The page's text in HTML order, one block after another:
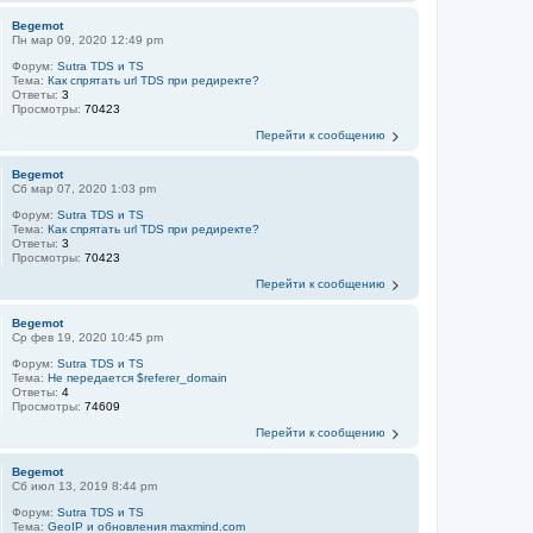
Begemot
Пн мар 09, 2020 12:49 pm
Форум:Sutra TDS и TS
Тема:Как спрятать url TDS при редиректе?
Ответы:3
Просмотры:70423
Перейти к сообщению
Begemot
Сб мар 07, 2020 1:03 pm
Форум:Sutra TDS и TS
Тема:Как спрятать url TDS при редиректе?
Ответы:3
Просмотры:70423
Перейти к сообщению
Begemot
Ср фев 19, 2020 10:45 pm
Форум:Sutra TDS и TS
Тема:Не передается $referer_domain
Ответы:4
Просмотры:74609
Перейти к сообщению
Begemot
Сб июл 13, 2019 8:44 pm
Форум:Sutra TDS и TS
Тема:GeoIP и обновления maxmind.com